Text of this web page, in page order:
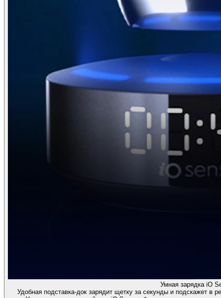
Умная зарядка iO
Удобная подставка-док зарядит щетку за секунды и подскажет в